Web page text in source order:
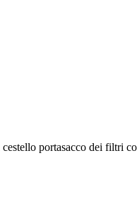
portasacco dei filtri